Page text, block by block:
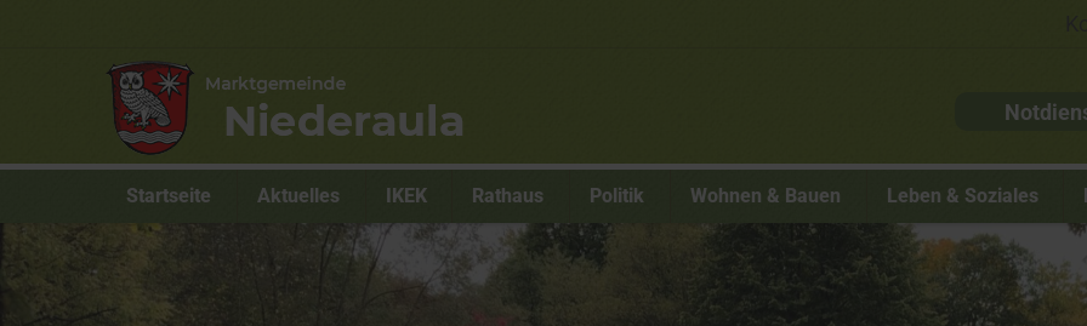
Startseite Aktuelles IKEK Rathaus Politik Wohnen & Bauen Leben & Soziales